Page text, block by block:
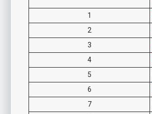
1
2
3
4
5
6
7